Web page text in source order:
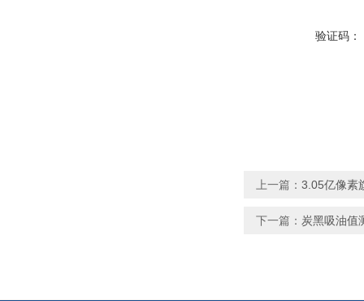
验证码：
上一篇： 3.05亿像素
下一篇： 炭黑吸油值